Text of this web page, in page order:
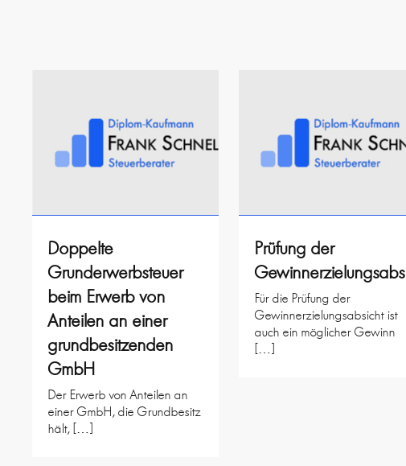
Doppelte
Grunderwerbsteuer
beim Erwerb von
Anteilen an einer
grundbesitzenden
GmbH
Der Erwerb von Anteilen an
einer GmbH, die Grundbesitz
hält, […]
Prüfung der
Für die Prüfung der
Gewinnerzielungsabsicht ist
auch ein möglicher Gewinn
[…]